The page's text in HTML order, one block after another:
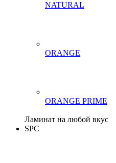
NATURAL
ORANGE
ORANGE PRIME
Ламинат на любой вкус
SPC